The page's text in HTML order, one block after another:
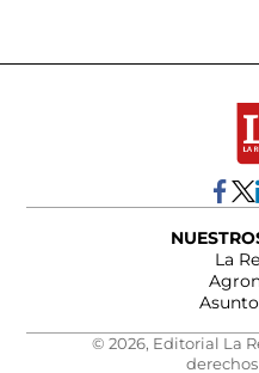
La
© 2026, Editorial La